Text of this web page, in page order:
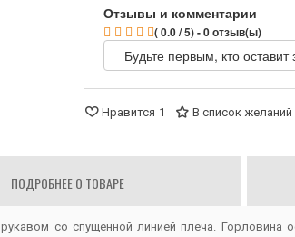
Отзывы и комментарии
( 0.0 / 5) - 0 отзыв(ы)
Будьте первым, кто оставит
Нравится 1 В список желаний
ПОДРОБНЕЕ О ТОВАРЕ
рукавом со спущенной линией плеча. Горловина